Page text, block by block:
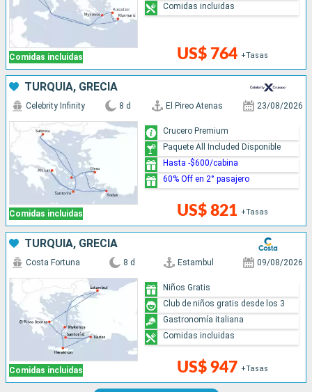
Comidas incluidas US$ 764 +Tasas
Comidas incluidas
TURQUÍA, GRECIA
Comidas incluidas
Celebrity Infinity 8 d El Pireo Atenas 23/08/2026
US$ 821 +Tasas
Crucero Premium
Paquete All Included Disponible
Hasta -$600/cabina
60% Off en 2° pasajero
TURQUÍA, GRECIA
Comidas incluidas
Costa Fortuna 8 d Estambul 09/08/2026
US$ 947 +Tasas
Niños Gratis
Club de niños gratis desde los 3
Gastronomía italiana
Comidas incluidas